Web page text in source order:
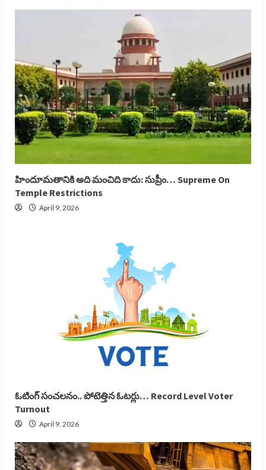
హిందూమతానికి అది మంచిది కాదు: సుప్రీం… Supreme On
Temple Restrictions
April 9, 2026
ఓటింగ్ సంచలనం.. పోటెత్తిన ఓటర్లు… Record Level Voter
Turnout
April 9, 2026